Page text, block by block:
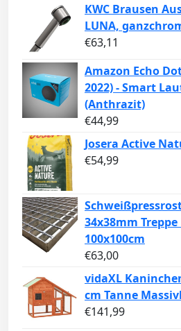
KWC Brausen
LUNA,
€63,11
Amazon Echo
2022) - Smart
(Anthrazit)
€44,99
Josera Active
€54,99
34x38mm
100x100cm
€63,00
vidaXL
cm Tanne
€141,99